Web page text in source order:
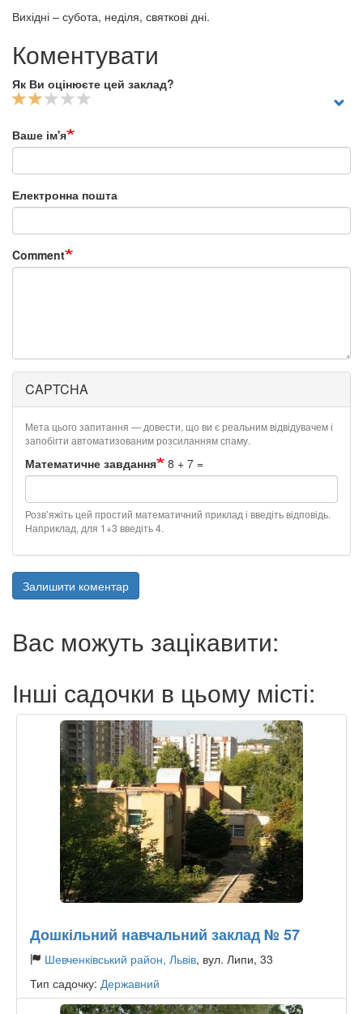
Вихідні – субота, неділя, святкові дні.
Коментувати
Як Ви оцінюєте цей заклад?
Ваше ім'я
Електронна пошта
Comment
CAPTCHA
Мета цього запитання — довести, що ви є реальним відвідувачем і
запобігти автоматизованим розсиланням спаму.
Математичне завдання 8 + 7 =
Розв’яжіть цей простий математичний приклад і введіть відповідь.
Наприклад, для 1+3 введіть 4.
Залишити коментар
Вас можуть зацікавити:
Інші садочки в цьому місті:
Дошкільний навчальний заклад № 57
Шевченківський район, Львів, вул. Липи, 33
Тип садочку: Державний